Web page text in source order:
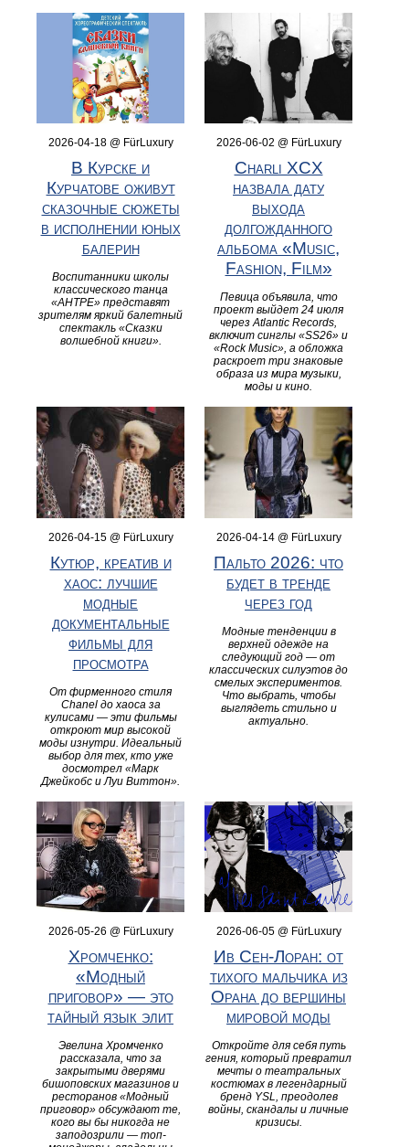
2026-04-18 @ FürLuxury
В Курске и
Курчатове оживут
сказочные сюжеты
в исполнении юных
балерин
Воспитанники школы
классического танца
«АНТРЕ» представят
зрителям яркий балетный
спектакль «Сказки
волшебной книги».
2026-06-02 @ FürLuxury
Charli XCX
назвала дату
выхода
долгожданного
альбома «Music,
Fashion, Film»
Певица объявила, что
проект выйдет 24 июля
через Atlantic Records,
включит синглы «SS26» и
«Rock Music», а обложка
раскроет три знаковые
образа из мира музыки,
моды и кино.
2026-04-15 @ FürLuxury
Кутюр, креатив и
хаос: лучшие
модные
документальные
фильмы для
просмотра
От фирменного стиля
Chanel до хаоса за
кулисами — эти фильмы
откроют мир высокой
моды изнутри. Идеальный
выбор для тех, кто уже
досмотрел «Марк
Джейкобс и Луи Виттон».
2026-04-14 @ FürLuxury
Пальто 2026: что
будет в тренде
через год
Модные тенденции в
верхней одежде на
следующий год — от
классических силуэтов до
смелых экспериментов.
Что выбрать, чтобы
выглядеть стильно и
актуально.
2026-05-26 @ FürLuxury
Хромченко:
«Модный
приговор» — это
тайный язык элит
Эвелина Хромченко
рассказала, что за
закрытыми дверями
бишоповских магазинов и
ресторанов «Модный
приговор» обсуждают те,
кого вы бы никогда не
заподозрили — топ-
2026-06-05 @ FürLuxury
Ив Сен-Лоран: от
тихого мальчика из
Орана до вершины
мировой моды
Откройте для себя путь
гения, который превратил
мечты о театральных
костюмах в легендарный
бренд YSL, преодолев
войны, скандалы и личные
кризисы.